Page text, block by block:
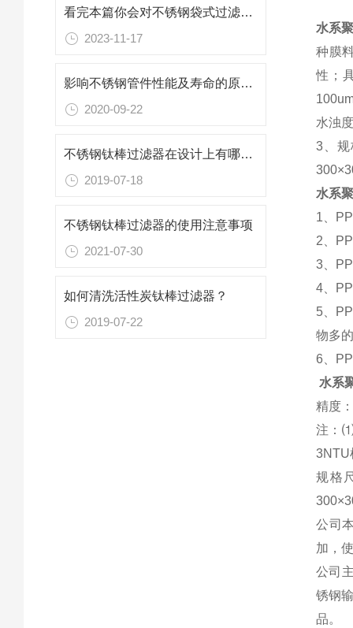
看完本篇你会对不锈钢袋式过滤器有更多了解
2023-11-17
影响不锈钢管件性能及寿命的原因一起来了解一下
2020-09-22
不锈钢钛棒过滤器在设计上有哪些优势
2019-07-18
不锈钢钛棒过滤器的使用注意事项
2021-07-30
如何清洗活性炭钛棒过滤器？
2019-07-22
水系
种膜
性；
水浊
3、规
水系
1、
2、
3、
4、
5、
物多
6、
水系
精度
注：⑴
3NTU
规格
公司
加，
公司
锈钢
品。